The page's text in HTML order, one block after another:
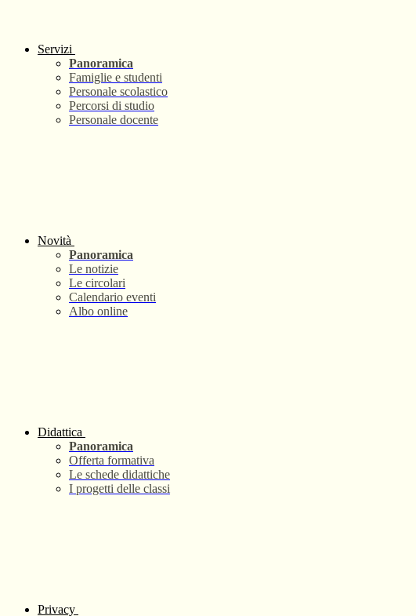
Servizi
Panoramica
Famiglie e studenti
Personale scolastico
Percorsi di studio
Personale docente
Novità
Panoramica
Le notizie
Le circolari
Calendario eventi
Albo online
Didattica
Panoramica
Offerta formativa
Le schede didattiche
I progetti delle classi
Privacy